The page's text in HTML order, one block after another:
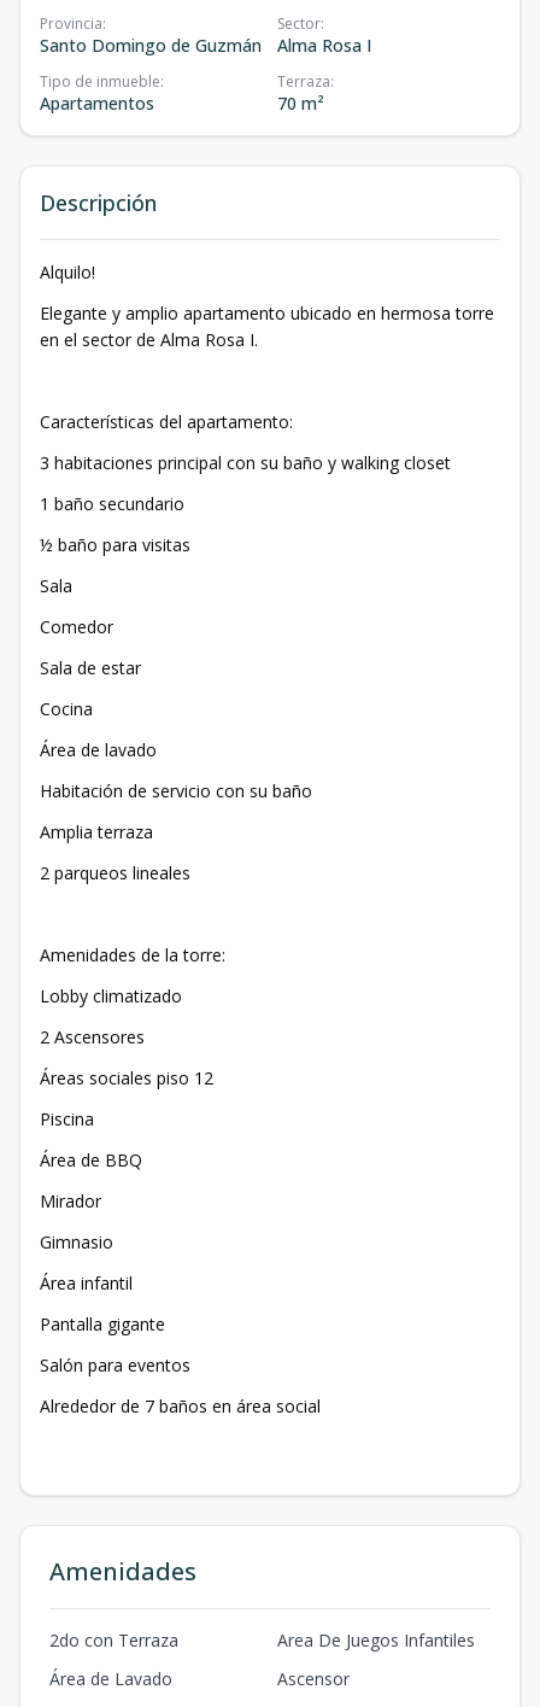
Provincia:
Santo Domingo de Guzmán
Sector:
Alma Rosa I
Tipo de inmueble:
Apartamentos
Terraza:
70 m²
Descripción
Alquilo!
Elegante y amplio apartamento ubicado en hermosa torre
en el sector de Alma Rosa I.
Características del apartamento:
3 habitaciones principal con su baño y walking closet
1 baño secundario
½ baño para visitas
Sala
Comedor
Sala de estar
Cocina
Área de lavado
Habitación de servicio con su baño
Amplia terraza
2 parqueos lineales
Amenidades de la torre:
Lobby climatizado
2 Ascensores
Áreas sociales piso 12
Piscina
Área de BBQ
Mirador
Gimnasio
Área infantil
Pantalla gigante
Salón para eventos
Alrededor de 7 baños en área social
Amenidades
2do con Terraza
Area De Juegos Infantiles
Área de Lavado
Ascensor